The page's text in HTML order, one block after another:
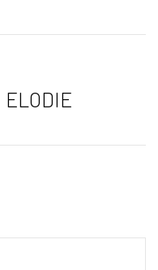
ELODIE